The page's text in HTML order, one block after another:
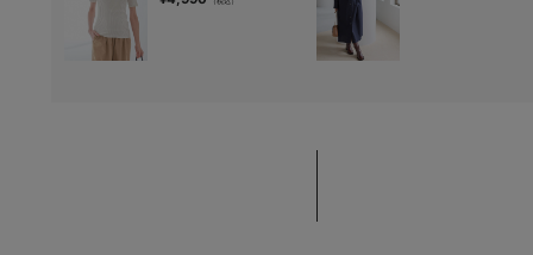
Gift Selection 出産祝い